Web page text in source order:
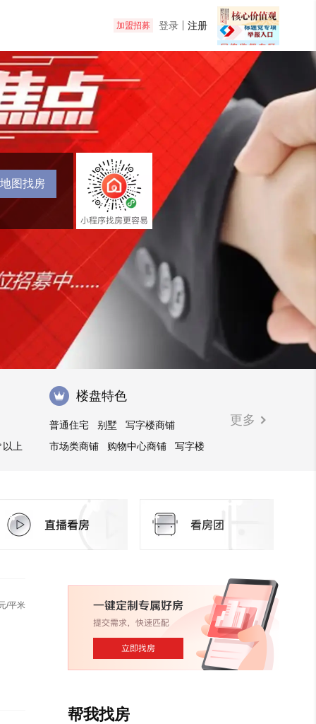
加盟招募 登录 注册
地图找房
以上
楼盘特色
普通住宅 别墅
写字楼商铺
市场类商铺
购物中心商铺 写字楼
更多
/平米
帮我找房